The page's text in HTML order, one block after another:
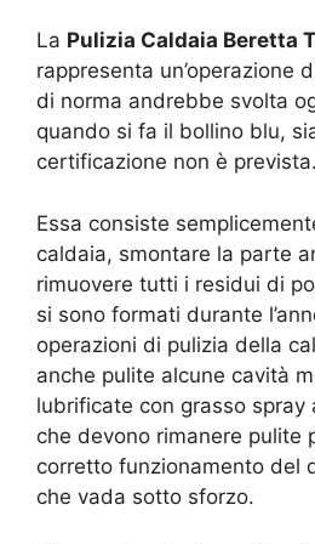
La Pulizia Caldaia Beretta
rappresenta un’operazione
di norma andrebbe svolta
quando si fa il bollino blu,
certificazione non è prevista.
Essa consiste
caldaia, smontare la parte
rimuovere tutti i residui di
si sono formati durante
operazioni di pulizia della
anche pulite alcune cavità
lubrificate con grasso spray
che devono rimanere pulite
corretto funzionamento del
che vada sotto sforzo.